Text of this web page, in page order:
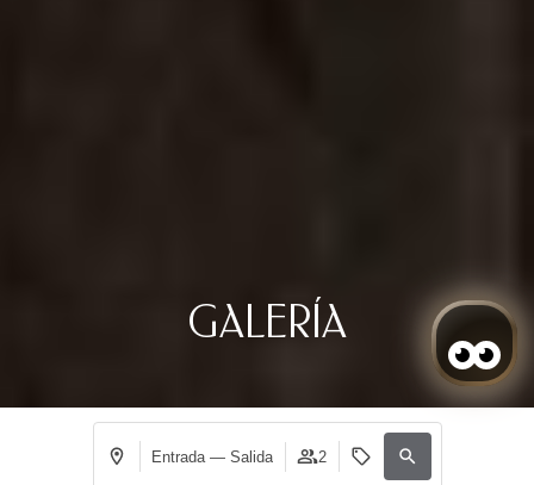
Entrada — Salida 2
GALERÍA